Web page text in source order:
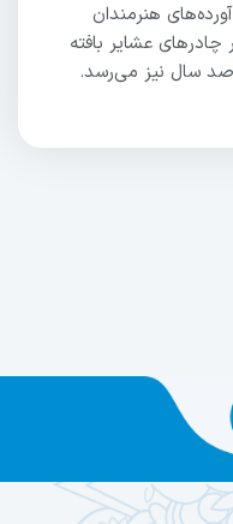
هنرمندان
عشایر بافته
سال نیز می‌رسد.